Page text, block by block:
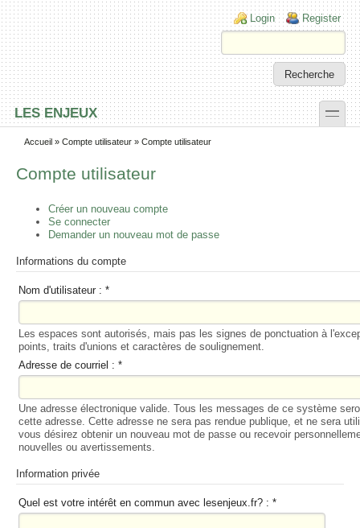
Skip to main content
Skip to search
Login links
Login Register
LES ENJEUX toggle
Secondary menu
Accueil » Compte utilisateur » Compte utilisateur
Compte utilisateur
Créer un nouveau compte
Se connecter
Demander un nouveau mot de passe
Informations du compte
Nom d'utilisateur : *
Les espaces sont autorisés, mais pas les signes de ponctuation à
points, traits d'unions et caractères de soulignement.
Adresse de courriel : *
Une adresse électronique valide. Tous les messages de ce système
cette adresse. Cette adresse ne sera pas rendue publique, et ne sera
vous désirez obtenir un nouveau mot de passe ou recevoir
nouvelles ou avertissements.
Information privée
Quel est votre intérêt en commun avec lesenjeux.fr? : *